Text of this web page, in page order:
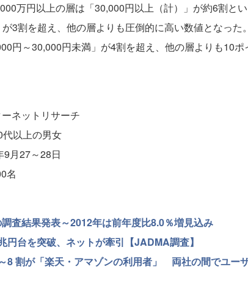
万円以上の層は「30,000円以上（計）」が約6割と
が3割を超え、他の層よりも圧倒的に高い数値となった
円～30,000円未満」が4割を超え、他の層よりも10
ネットリサーチ
以上の男女
9月27～28日
名
査結果発表～2012年は前年度比8.0％増見込み
円台を突破、ネットが牽引【JADMA調査】
8 割が「楽天・アマゾンの利用者」 両社の間でユー